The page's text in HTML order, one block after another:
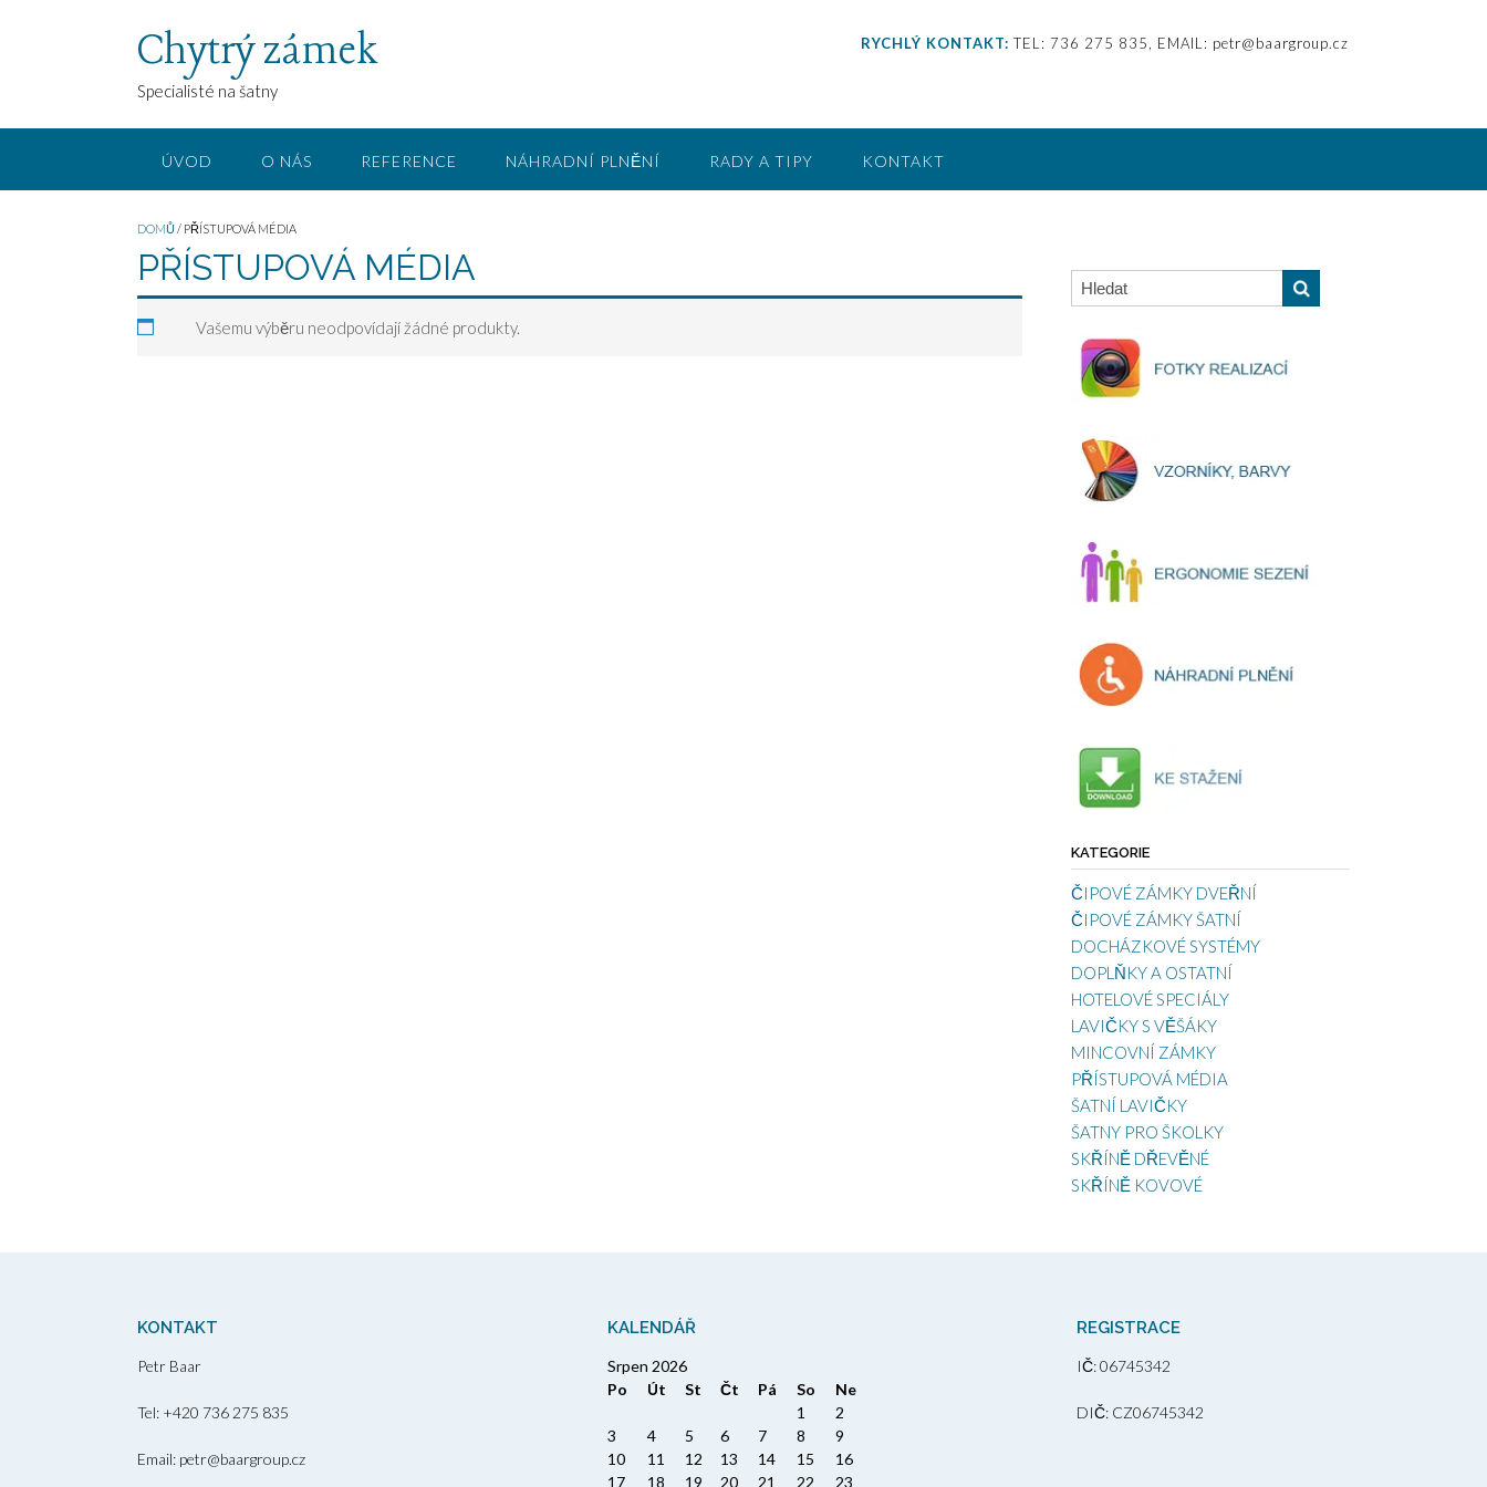
Chytrý zámek
Specialisté na šatny
RYCHLÝ KONTAKT: TEL: 736 275 835, EMAIL: petr@baargroup.cz
ÚVOD O NÁS REFERENCE NÁHRADNÍ PLNĚNÍ RADY A TIPY KONTAKT
DOMŮ/ PŘÍSTUPOVÁ MÉDIA
PŘÍSTUPOVÁ MÉDIA
Vašemu výběru neodpovídají žádné produkty.
KATEGORIE
ČIPOVÉ ZÁMKY DVEŘNÍ
ČIPOVÉ ZÁMKY ŠATNÍ
DOCHÁZKOVÉ SYSTÉMY
DOPLŇKY A OSTATNÍ
HOTELOVÉ SPECIÁLY
LAVIČKY S VĚŠÁKY
MINCOVNÍ ZÁMKY
PŘÍSTUPOVÁ MÉDIA
ŠATNÍ LAVIČKY
ŠATNY PRO ŠKOLKY
SKŘÍNĚ DŘEVĚNÉ
SKŘÍNĚ KOVOVÉ
KONTAKT
Petr Baar
Tel: +420 736 275 835
Email: petr@baargroup.cz
KALENDÁŘ
Srpen 2026
Po
Út St Čt Pá So
Ne
1
2
3
4 5 6 7 8
9
10
11 12 13 14 15
16
17
18 19 20 21 22 23
REGISTRACE
IČ: 06745342
DIČ: CZ06745342